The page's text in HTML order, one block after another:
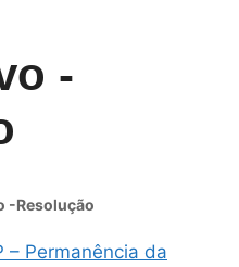
-
-Resolução
– Permanência da